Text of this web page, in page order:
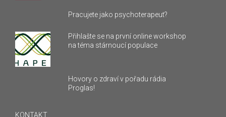
Pracujete jako psychoterapeut?
Přihlašte se na první online workshop
na téma stárnoucí populace
Hovory o zdraví v pořadu rádia
Proglas!
KONTAKT